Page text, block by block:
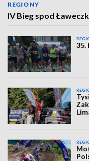
REGIONY
IV Bieg spod
35.